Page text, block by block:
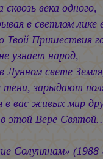
века одного,
в светлом лике
Твой Пришествия
узнает народ,
Лунном свете
тени, зарыдают
в вас живых мир
этой Вере
Солунянам»